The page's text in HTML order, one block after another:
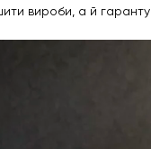
вироби, а й